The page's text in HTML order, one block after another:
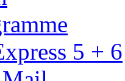
5 + 6